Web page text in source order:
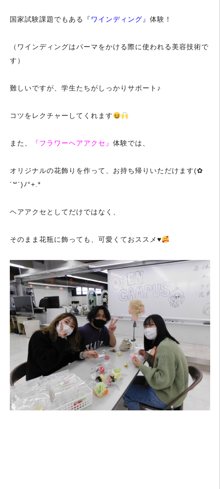
国家試験課題でもある『ワインディング』 体験！
（ワインディングはパーマをかける際に使われる美容技術で
す）
難しいですが、学生たちがしっかりサポート♪
コツをレクチャーしてくれます
また、 『フラワーヘアアクセ』 体験では、
オリジナルの花飾りを作って、お持ち帰りいただけます(✿
´꒳`)ﾉ°+.*
ヘアアクセとしてだけではなく、
そのまま花瓶に飾っても、可愛くておススメ♥